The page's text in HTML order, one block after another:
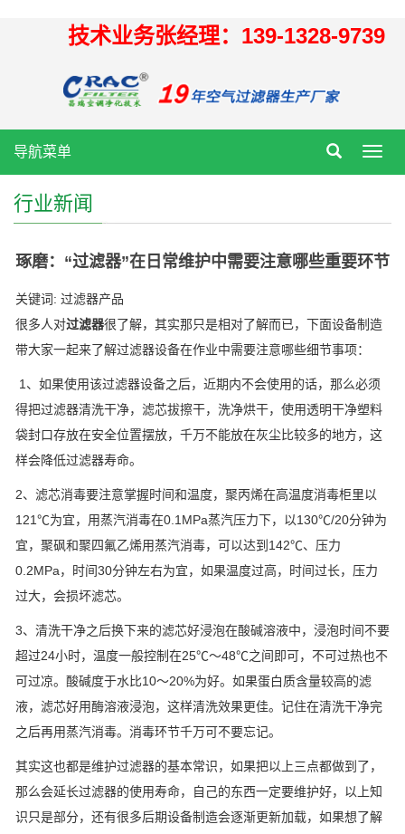
技术业务张经理：139-1328-9739
导航菜单
行业新闻
琢磨：“过滤器”在日常维护中需要注意哪些重要环节
关键词: 过滤器产品
很多人对过滤器很了解，其实那只是相对了解而已，下面设备制造
带大家一起来了解过滤器设备在作业中需要注意哪些细节事项：
1、如果使用该过滤器设备之后，近期内不会使用的话，那么必须
得把过滤器清洗干净，滤芯拔擦干，洗净烘干，使用透明干净塑料
袋封口存放在安全位置摆放，千万不能放在灰尘比较多的地方，这
样会降低过滤器寿命。
2、滤芯消毒要注意掌握时间和温度，聚丙烯在高温度消毒柜里以
121℃为宜，用蒸汽消毒在0.1MPa蒸汽压力下，以130℃/20分钟为
宜，聚砜和聚四氟乙烯用蒸汽消毒，可以达到142℃、压力
0.2MPa，时间30分钟左右为宜，如果温度过高，时间过长，压力
过大，会损坏滤芯。
3、清洗干净之后换下来的滤芯好浸泡在酸碱溶液中，浸泡时间不要
超过24小时，温度一般控制在25℃～48℃之间即可，不可过热也不
可过凉。酸碱度于水比10～20%为好。如果蛋白质含量较高的滤
液，滤芯好用酶溶液浸泡，这样清洗效果更佳。记住在清洗干净完
之后再用蒸汽消毒。消毒环节千万可不要忘记。
其实这也都是维护过滤器的基本常识，如果把以上三点都做到了，
那么会延长过滤器的使用寿命，自己的东西一定要维护好，以上知
识只是部分，还有很多后期设备制造会逐渐更新加载，如果想了解